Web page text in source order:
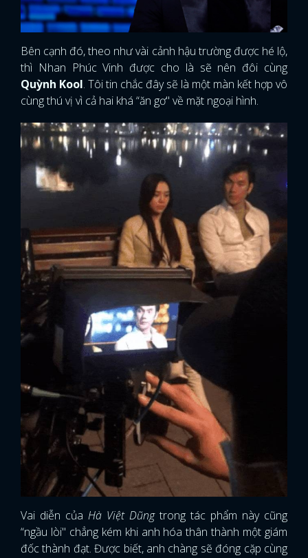
Bên cạnh đó, theo như vài cảnh hậu trường được hé lộ,
thì Nhan Phúc Vinh được cho là sẽ nên đôi cùng
Quỳnh Kool. Tôi tin chắc đây sẽ là một màn kết hợp vô
cùng thú vị vì cả hai khá “ăn gơ" về mặt ngoại hình.
Vai diễn của Hà Việt Dũng trong tác phẩm này cũng
“ngầu lòi" chẳng kém khi anh hóa thân thành một giám
đốc thành đạt. Được biết, anh chàng sẽ đóng cặp cùng